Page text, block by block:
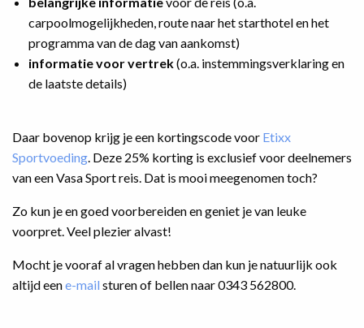
carpoolmogelijkheden, route naar het starthotel en het
programma van de dag van aankomst)
informatie voor vertrek(o.a. instemmingsverklaring en
de laatste details)
Daar bovenop krijg je een kortingscode voor Etixx
Sportvoeding. Deze 25% korting is exclusief voor deelnemers
van een Vasa Sport reis. Dat is mooi meegenomen toch?
Zo kun je en goed voorbereiden en geniet je van leuke
voorpret. Veel plezier alvast!
Mocht je vooraf al vragen hebben dan kun je natuurlijk ook
altijd eene-mail sturen of bellen naar 0343 562800.